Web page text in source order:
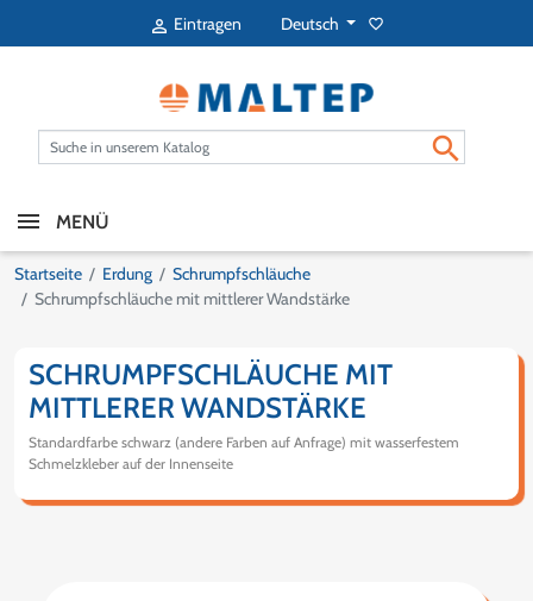
 Eintragen Deutsch favorite_border

MENÜ
Startseite Erdung
Schrumpfschläuche
Schrumpfschläuche mit mittlerer Wandstärke
SCHRUMPFSCHLÄUCHE MIT
MITTLERER WANDSTÄRKE
Standardfarbe schwarz (andere Farben auf Anfrage) mit wasserfestem
Schmelzkleber auf der Innenseite